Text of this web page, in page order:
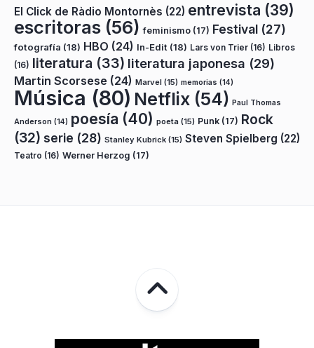
El Click de Ràdio Montornès (22) entrevista (39)
escritoras (56) feminismo (17) Festival (27)
fotografía (18) HBO (24) In-Edit (18) Lars von Trier (16) Libros
(16) literatura (33) literatura japonesa (29)
Martin Scorsese (24) Marvel (15) memorias (14)
Música (80) Netflix (54) Paul Thomas
Anderson (14) poesía (40) poeta (15) Punk (17) Rock
(32) serie (28) Stanley Kubrick (15) Steven Spielberg (22)
Teatro (16) Werner Herzog (17)